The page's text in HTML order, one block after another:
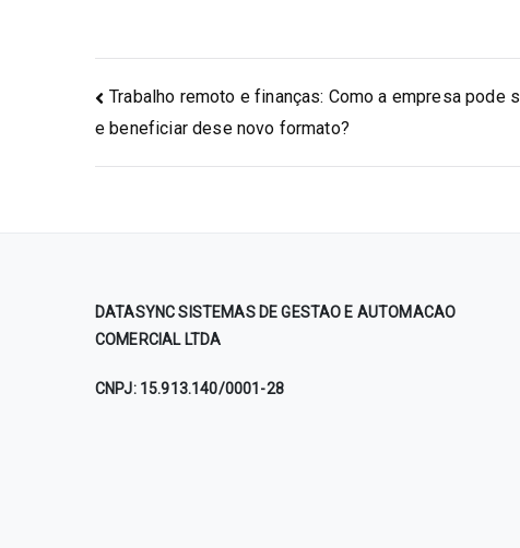
Trabalho remoto e finanças: Como a empresa pode s
e beneficiar dese novo formato?
DATASYNC SISTEMAS DE GESTAO E AUTOMACAO
COMERCIAL LTDA
CNPJ: 15.913.140/0001-28